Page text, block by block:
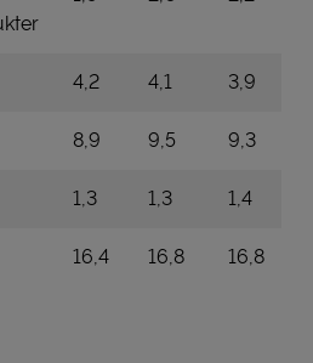
4,2 4,1 3,9
8,9 9,5 9,3
1,3 1,3 1,4
16,4 16,8 16,8